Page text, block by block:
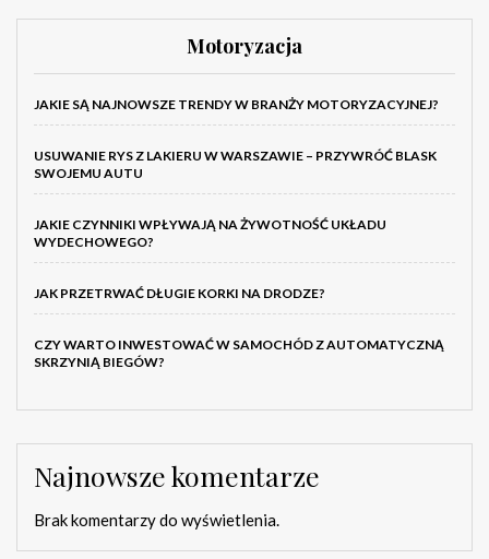
Motoryzacja
JAKIE SĄ NAJNOWSZE TRENDY W BRANŻY MOTORYZACYJNEJ?
USUWANIE RYS Z LAKIERU W WARSZAWIE – PRZYWRÓĆ BLASK
SWOJEMU AUTU
JAKIE CZYNNIKI WPŁYWAJĄ NA ŻYWOTNOŚĆ UKŁADU
WYDECHOWEGO?
JAK PRZETRWAĆ DŁUGIE KORKI NA DRODZE?
CZY WARTO INWESTOWAĆ W SAMOCHÓD Z AUTOMATYCZNĄ
SKRZYNIĄ BIEGÓW?
Najnowsze komentarze
Brak komentarzy do wyświetlenia.